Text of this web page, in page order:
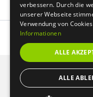
KONTAKT
verbessern. Durch die
unserer Webseite
Verwendung von
Informationen
ALLE
ALLE